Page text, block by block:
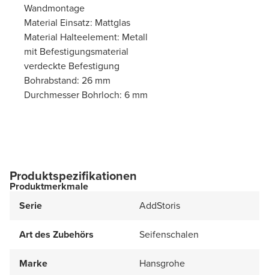
Wandmontage
Material Einsatz: Mattglas
Material Halteelement: Metall
mit Befestigungsmaterial
verdeckte Befestigung
Bohrabstand: 26 mm
Durchmesser Bohrloch: 6 mm
Produktspezifikationen
Produktmerkmale
Serie
AddStoris
Art des Zubehörs Seifenschalen
Marke Hansgrohe